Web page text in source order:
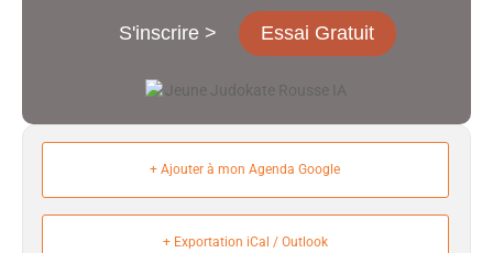
Essai Gratuit
S'inscrire >
+ Ajouter à mon Agenda Google
+ Exportation iCal / Outlook